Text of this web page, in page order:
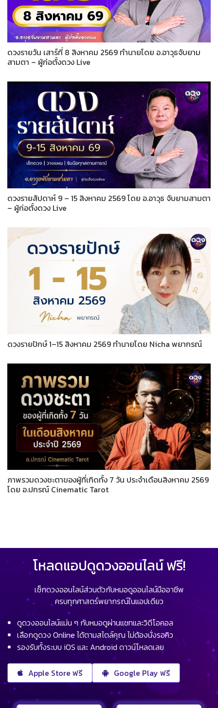
ดวงรายวัน เสาร์ที่ 8 สิงหาคม 2569 ทำนายโดย อ.อาวุธจับยาม
สามตา – ผู้ก่อตั้งดวง Live
ดวงรายสัปดาห์ 9 – 15 สิงหาคม 2569 โดย อ.อาวุธ จับยามสามตา
– ผู้ก่อตั้งดวง Live
ดวงรายปักษ์ 1–15 สิงหาคม 2569 ทำนายโดย Nicha พยากรณ์
ภาพรวมดวงชะตาของผู้ที่เกิดทั้ง 7 วัน ประจำเดือนสิงหาคม 2569
โดย อ.ปกรณ์ Cinematic Tarot
โหลดแอปดูดวงออนไลน์ ฟรี!
เช็กดวงออนไลน์ส่วนตัวกับหมอดูออนไลน์มืออาชีพ
ครบทุกศาสตร์พยากรณ์ในแอปเดียว
ดูดวงออนไลน์แม่น ๆ กับหมอดูผ่านแชทและวิดีโอคอล
เลือกดูดวง Online ได้ตามสไตล์คุณ ไม่ต้องนั่งรอคิว
รองรับทั้งระบบ iOS และ Android ดาวน์โหลดเลย
Apple Store ฟรี Google Play ฟรี